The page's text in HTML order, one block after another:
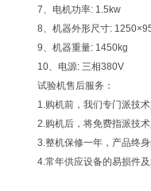
7、电机功率: 1.5kw
8、机器外形尺寸:
9、机器重量: 1450kg
10、电源: 三相380V
试验机售后服务：
1.购机前，我们专门派技
2.购机后，将免费指派技
3.整机保修一年，产品终
4.常年供应设备的易损件